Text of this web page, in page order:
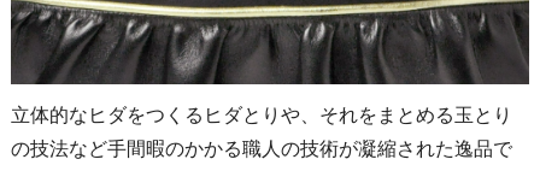
立体的なヒダをつくるヒダとりや、それをまとめる玉とり
の技法など手間暇のかかる職人の技術が凝縮された逸品で